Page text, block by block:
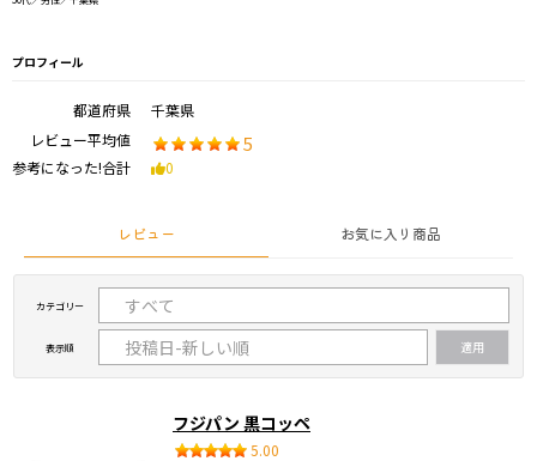
プロフィール
都道府県
千葉県
レビュー平均値
5
参考になった!合計 0
レビュー お気に入り商品
カテゴリー
表示順
フジパン 黒コッペ
5.00